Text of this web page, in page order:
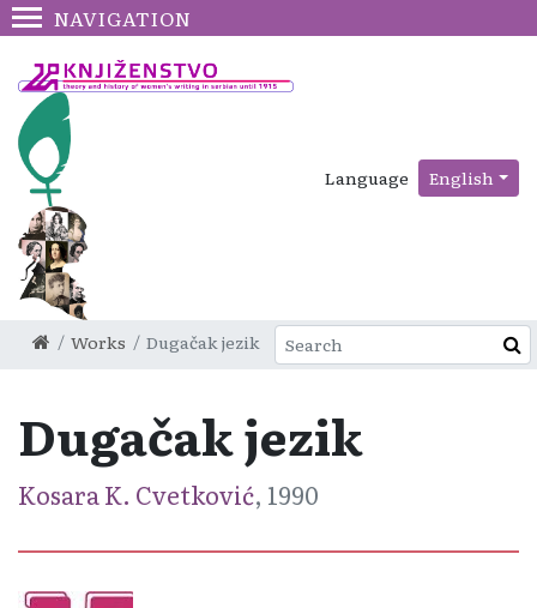
NAVIGATION
Language English
Works Dugačak jezik
Dugačak jezik
Kosara K. Cvetković, 1990